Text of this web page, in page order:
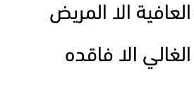
الا المريض
الا فاقده